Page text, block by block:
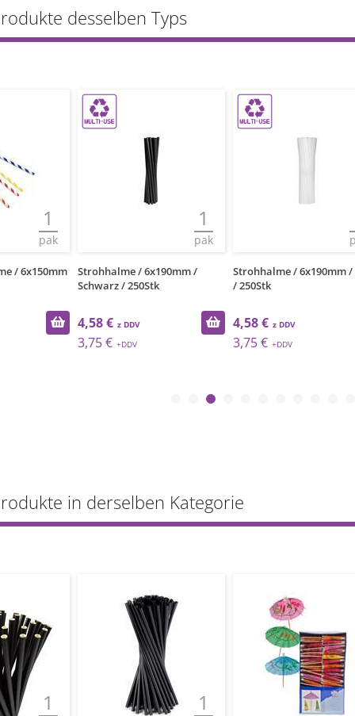
desselben Typs
1
pak
/ 6x150mm
1
pak
Strohhalme / 6x190mm /
Schwarz / 250Stk
4,58 €
3,75 €
Strohhalme / 6x190mm
/ 250Stk
4,58 €
3,75 €
in derselben Kategorie
1 1